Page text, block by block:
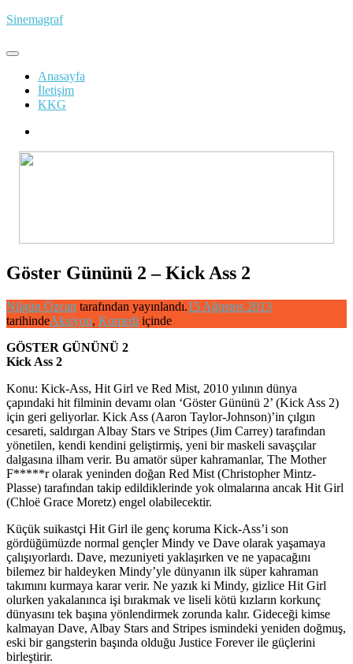
İçeriğe
Sinemagraf
Anasayfa
İletişim
KKG
Göster Gününü 2 – Kick Ass 2
Nilgün Özcan tarafından yayınlandı.15 Ağustos 2013
tarihindeAksiyon, Komedi içinde
GÖSTER GÜNÜNÜ 2
Kick Ass 2
Konu: Kick-Ass, Hit Girl ve Red Mist, 2010 yılının dünya
çapındaki hit filminin devamı olan ‘Göster Gününü 2’ (Kick Ass 2)
için geri geliyorlar. Kick Ass (Aaron Taylor-Johnson)’in çılgın
cesareti, saldırgan Albay Stars ve Stripes (Jim Carrey) tarafından
yönetilen, kendi kendini geliştirmiş, yeni bir maskeli savaşçılar
dalgasına ilham verir. Bu amatör süper kahramanlar, The Mother
F*****r olarak yeninden doğan Red Mist (Christopher Mintz-
Plasse) tarafından takip edildiklerinde yok olmalarına ancak Hit Girl
(Chloë Grace Moretz) engel olabilecektir.
Küçük suikastçi Hit Girl ile genç koruma Kick-Ass’i son
gördüğümüzde normal gençler Mindy ve Dave olarak yaşamaya
çalışıyorlardı. Dave, mezuniyeti yaklaşırken ve ne yapacağını
bilemez bir haldeyken Mindy’yle dünyanın ilk süper kahraman
takımını kurmaya karar verir. Ne yazık ki Mindy, gizlice Hit Girl
olurken yakalanınca işi bırakmak ve liseli kötü kızların korkunç
dünyasını tek başına yönlendirmek zorunda kalır. Gideceği kimse
kalmayan Dave, Albay Stars and Stripes ismindeki yeniden doğmuş,
eski bir gangsterin başında olduğu Justice Forever ile güçlerini
birleştirir.